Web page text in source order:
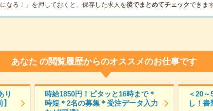
になる！」を押しておくと、保存した求人を後でまとめてチェックできま
あなた の閲覧履歴からのオススメのお仕事です
り
時給1850円！ピタッと16時まで＊
時短＊2名の募集＊受注データ入力
＜20
し！書